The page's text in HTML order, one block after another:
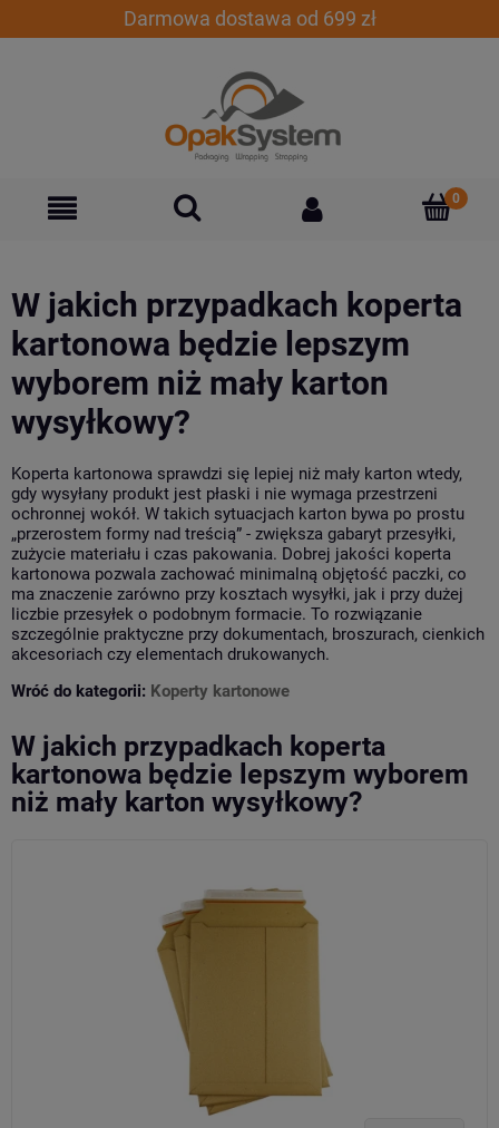
Darmowa dostawa od 699 zł
W jakich przypadkach koperta
kartonowa będzie lepszym
wyborem niż mały karton
wysyłkowy?
Koperta kartonowa sprawdzi się lepiej niż mały karton wtedy,
gdy wysyłany produkt jest płaski i nie wymaga przestrzeni
ochronnej wokół. W takich sytuacjach karton bywa po prostu
„przerostem formy nad treścią” - zwiększa gabaryt przesyłki,
zużycie materiału i czas pakowania. Dobrej jakości koperta
kartonowa pozwala zachować minimalną objętość paczki, co
ma znaczenie zarówno przy kosztach wysyłki, jak i przy dużej
liczbie przesyłek o podobnym formacie. To rozwiązanie
szczególnie praktyczne przy dokumentach, broszurach, cienkich
akcesoriach czy elementach drukowanych.
Wróć do kategorii: Koperty kartonowe
W jakich przypadkach koperta
kartonowa będzie lepszym wyborem
niż mały karton wysyłkowy?